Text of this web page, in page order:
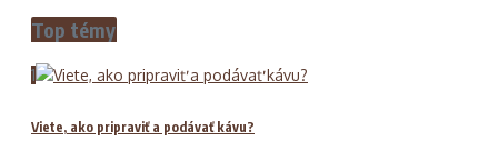
Top témy
1
Viete, ako pripraviť a podávať kávu?